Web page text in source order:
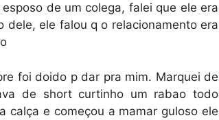
de um colega, falei que ele era
dele, ele falou q o relacionamento era
foi doido p dar pra mim. Marquei de
de short curtinho um rabao todo
calça e começou a mamar guloso ele